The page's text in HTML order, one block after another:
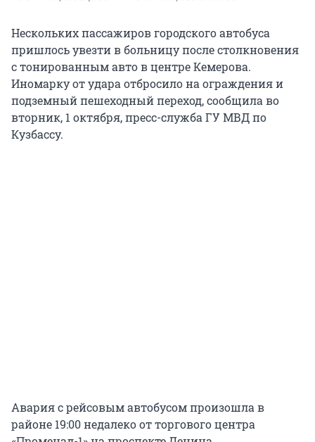
Нескольких пассажиров городского автобуса
пришлось увезти в больницу после столкновения
с тонированным авто в центре Кемерова.
Иномарку от удара отбросило на ограждения и
подземный пешеходный переход, сообщила во
вторник, 1 октября, пресс-служба ГУ МВД по
Кузбассу.
Авария с рейсовым автобусом произошла в
районе 19:00 недалеко от торгового центра